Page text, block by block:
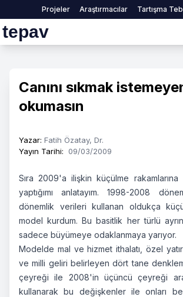
Projeler Araştırmacılar Tartışma
tepav
Canını sıkmak
okumasın
Yazar: Fatih Özatay, Dr.
Yayın Tarihi: 09/03/2009
Sıra 2009'a ilişkin küçülme
yaptığımı anlatayım. 1998-2008
dönemlik verileri kullanan oldukça
model kurdum. Bu basitlik her türlü
sadece büyümeye odaklanmaya yarıyor.
Modelde mal ve hizmet ithalatı, özel
ve milli geliri belirleyen dört tane
çeyreği ile 2008'in üçüncü çeyreği
kullanarak bu değişkenler ile onları